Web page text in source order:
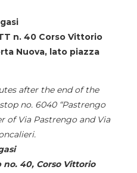
n. 40 Corso Vittorio
Nuova, lato piazza
after the end of the
no. 6040 “Pastrengo
of Via Pastrengo and Via
no. 40, Corso Vittorio